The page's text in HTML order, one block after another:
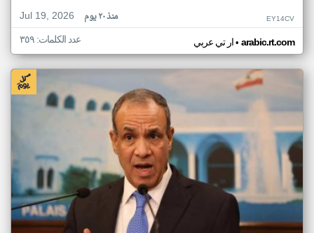
Jul 19, 2026
منذ ٢٠ يوم EY14CV
ار تي عربي• arabic.rt.com عدد الكلمات: ٣٥٩